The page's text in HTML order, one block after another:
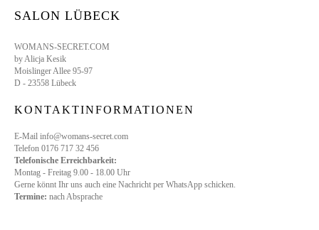
SALON LÜBECK
WOMANS-SECRET.COM
by Alicja Kesik
Moislinger Allee 95-97
D - 23558 Lübeck
KONTAKTINFORMATIONEN
E-Mail info@womans-secret.com
Telefon 0176 717 32 456
Telefonische Erreichbarkeit:
Montag - Freitag 9.00 - 18.00 Uhr
Gerne könnt Ihr uns auch eine Nachricht per WhatsApp schicken.
Termine: nach Absprache